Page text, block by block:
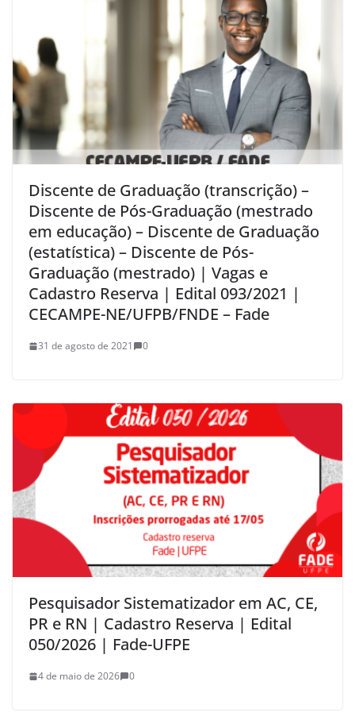
Discente de Graduação (transcrição) –
Discente de Pós-Graduação (mestrado
em educação) – Discente de Graduação
(estatística) – Discente de Pós-
Graduação (mestrado) | Vagas e
Cadastro Reserva | Edital 093/2021 |
CECAMPE-NE/UFPB/FNDE – Fade
31 de agosto de 2021 0
Pesquisador Sistematizador em AC, CE,
PR e RN | Cadastro Reserva | Edital
050/2026 | Fade-UFPE
4 de maio de 2026 0